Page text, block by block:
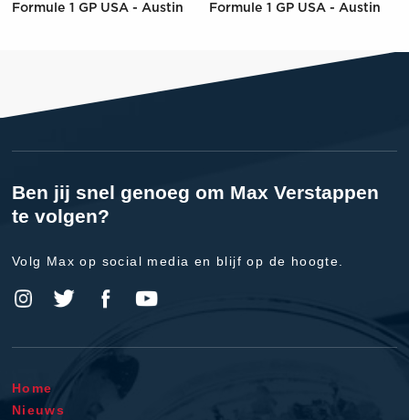
Formule 1 GP USA - Austin Formule 1 GP USA - Austin
Ben jij snel genoeg om Max Verstappen
te volgen?
Volg Max op social media en blijf op de hoogte.
Home
Nieuws